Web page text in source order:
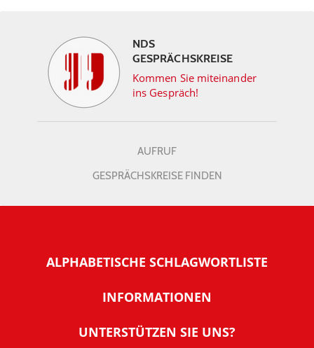
NDS
GESPRÄCHSKREISE
Kommen Sie miteinander
ins Gespräch!
AUFRUF
GESPRÄCHSKREISE FINDEN
ALPHABETISCHE SCHLAGWORTLISTE
INFORMATIONEN
Warum NachDenkSeiten
UNTERSTÜTZEN SIE UNS?